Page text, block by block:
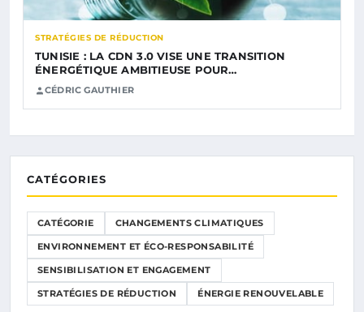
STRATÉGIES DE RÉDUCTION
TUNISIE : LA CDN 3.0 VISE UNE TRANSITION
ÉNERGÉTIQUE AMBITIEUSE POUR…
CÉDRIC GAUTHIER
CATÉGORIES
CATÉGORIE CHANGEMENTS CLIMATIQUES
ENVIRONNEMENT ET ÉCO-RESPONSABILITÉ
SENSIBILISATION ET ENGAGEMENT
STRATÉGIES DE RÉDUCTION ÉNERGIE RENOUVELABLE